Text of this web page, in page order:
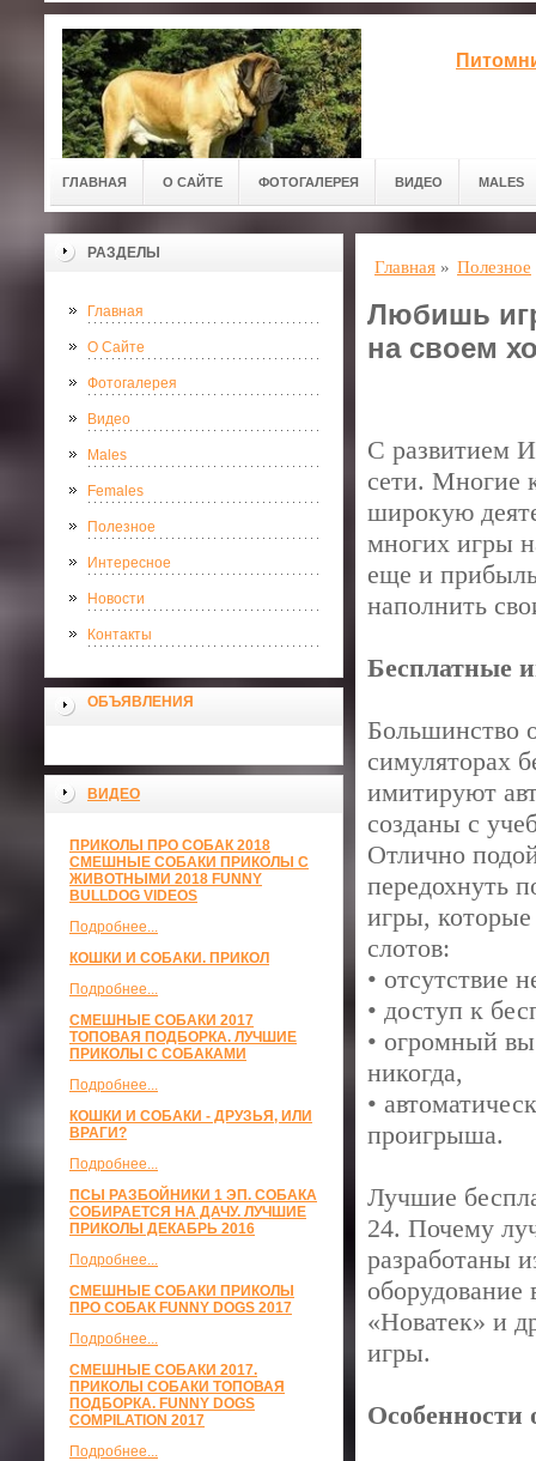
ГЛАВНАЯ О САЙТЕ ФОТОГАЛЕРЕЯ ВИДЕО MALES
РАЗДЕЛЫ
Главная
О Сайте
Фотогалерея
Видео
Males
Females
Полезное
Интересное
Новости
Контакты
ОБЪЯВЛЕНИЯ
ВИДЕО
ПРИКОЛЫ ПРО СОБАК 2018
СМЕШНЫЕ СОБАКИ ПРИКОЛЫ С
ЖИВОТНЫМИ 2018 FUNNY
BULLDOG VIDEOS
Подробнее...
КОШКИ И СОБАКИ. ПРИКОЛ
Подробнее...
СМЕШНЫЕ СОБАКИ 2017
ТОПОВАЯ ПОДБОРКА. ЛУЧШИЕ
ПРИКОЛЫ С СОБАКАМИ
Подробнее...
КОШКИ И СОБАКИ - ДРУЗЬЯ, ИЛИ
ВРАГИ?
Подробнее...
ПСЫ РАЗБОЙНИКИ 1 ЭП. СОБАКА
СОБИРАЕТСЯ НА ДАЧУ. ЛУЧШИЕ
ПРИКОЛЫ ДЕКАБРЬ 2016
Подробнее...
СМЕШНЫЕ СОБАКИ ПРИКОЛЫ
ПРО СОБАК FUNNY DOGS 2017
Подробнее...
СМЕШНЫЕ СОБАКИ 2017.
ПРИКОЛЫ СОБАКИ ТОПОВАЯ
ПОДБОРКА. FUNNY DOGS
COMPILATION 2017
Подробнее...
Главная » Полезное
Любишь
на своем
С развитием
сети. Многие
широкую
многих игры
еще и
наполнить
Бесплатные
Большинство
симуляторах
имитируют
созданы с
Отлично
передохнуть
игры,
слотов:
• отсутствие
• доступ к
• огромный
никогда,
•
проигрыша.
Лучшие
24. Почему
разработаны
«Новатек» и
игры.
Особенности